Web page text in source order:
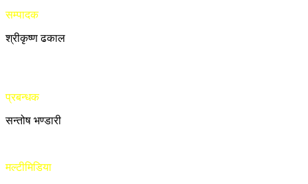
सम्पादक
श्रीकृष्ण ढकाल
प्रबन्धक
सन्तोष भण्डारी
मल्टीमिडिया